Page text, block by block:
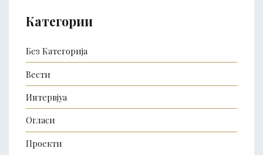
Категории
Без Категорија
Вести
Интервјуа
Огласи
Проекти